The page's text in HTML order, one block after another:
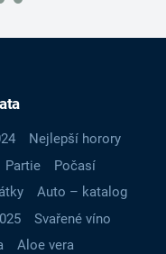
Nejlepší horory
Partie
Počasí
Auto – katalog
Svařené víno
Aloe vera